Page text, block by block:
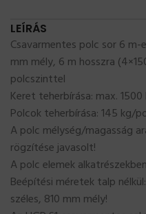
LEÍRÁS
Csavarmentes polc sor 6
mm mély, 6 m hosszra
polcszinttel
Keret teherbírása: max.
Polcok teherbírása: 145 kg/
A polc mélység/magasság
rögzítése javasolt!
A polc elemek
Beépítési méretek talp
széles, 810 mm mély!